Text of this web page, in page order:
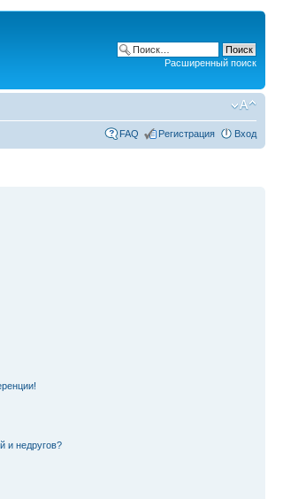
Расширенный поиск
FAQ Регистрация Вход
и недругов?